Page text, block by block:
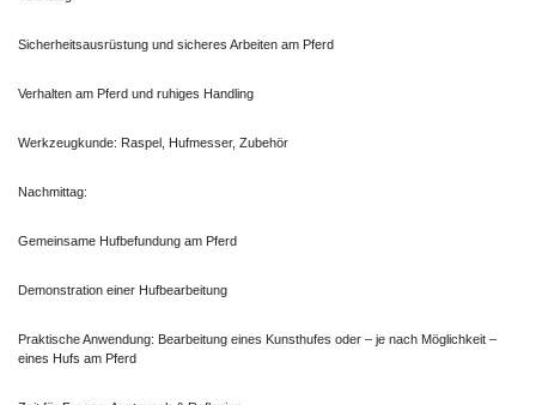
Sicherheitsausrüstung und sicheres Arbeiten am Pferd
Verhalten am Pferd und ruhiges Handling
Werkzeugkunde: Raspel, Hufmesser, Zubehör
Nachmittag:
Gemeinsame Hufbefundung am Pferd
Demonstration einer Hufbearbeitung
Praktische Anwendung: Bearbeitung eines Kunsthufes oder – je nach Möglichkeit –
eines Hufs am Pferd